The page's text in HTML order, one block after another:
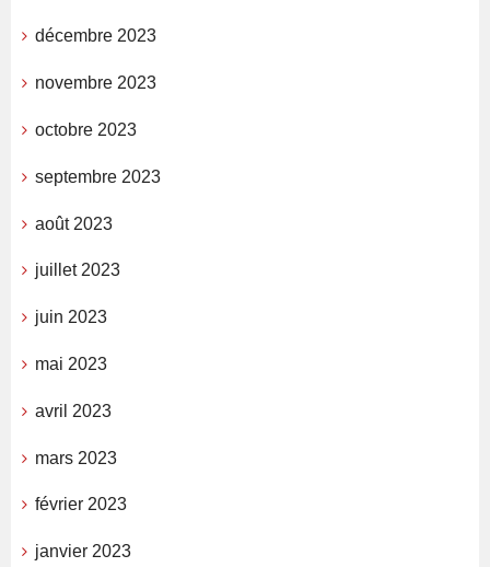
décembre 2023
novembre 2023
octobre 2023
septembre 2023
août 2023
juillet 2023
juin 2023
mai 2023
avril 2023
mars 2023
février 2023
janvier 2023